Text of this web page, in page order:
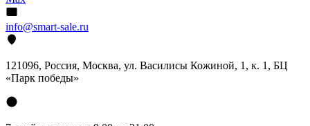
info@smart-sale.ru
121096, Россия, Москва, ул. Василисы Кожиной, 1, к. 1, БЦ
«Парк победы»